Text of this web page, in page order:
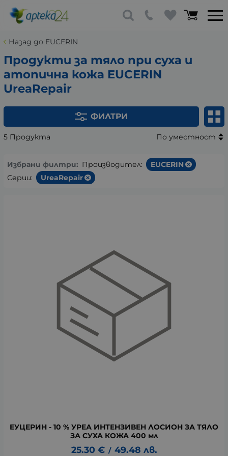
Назад до EUCERIN
Продукти за тяло при суха и
атопична кожа EUCERIN
UreaRepair
ФИЛТРИ
5 Продукта По уместност
Избрани филтри: Производител:
EUCERIN
Серии:
UreaRepair
ЕУЦЕРИН - 10 % УРЕА ИНТЕНЗИВЕН ЛОСИОН ЗА ТЯЛО
ЗА СУХА КОЖА 400 мл
25.30 € / 49.48 лв.